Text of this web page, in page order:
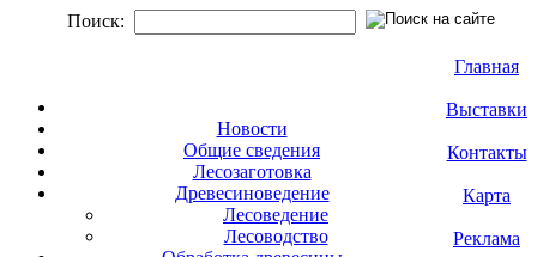
Поиск:
Главная
Выставки
Контакты
Карта
Реклама
Новости
Общие сведения
Лесозаготовка
Древесиноведение
Лесоведение
Лесоводство